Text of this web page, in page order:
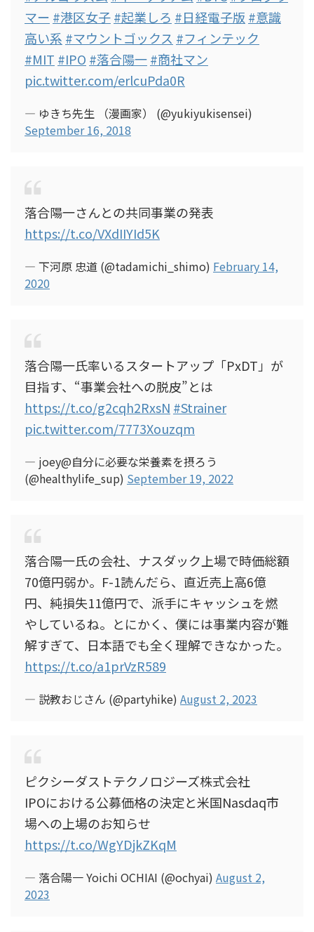
マー #港区女子#起業しろ #日経電子版 #意識
高い系 #マウントゴックス #フィンテック
#MIT #IPO #落合陽一#商社マン
pic.twitter.com/erlcuPda0R
— ゆきち先生 （漫画家） (@yukiyukisensei)
September 16, 2018
落合陽一さんとの共同事業の発表
https://t.co/VXdIIYId5K
— 下河原 忠道 (@tadamichi_shimo) February 14,
2020
落合陽一氏率いるスタートアップ「PxDT」が
目指す、“事業会社への脱皮”とは
https://t.co/g2cqh2RxsN #Strainer
pic.twitter.com/7773Xouzqm
— joey@自分に必要な栄養素を摂ろう
(@healthylife_sup) September 19, 2022
落合陽一氏の会社、ナスダック上場で時価総額
70億円弱か。F-1読んだら、直近売上高6億
円、純損失11億円で、派手にキャッシュを燃
やしているね。とにかく、僕には事業内容が難
解すぎて、日本語でも全く理解できなかった。
https://t.co/a1prVzR589
— 説教おじさん (@partyhike) August 2, 2023
ピクシーダストテクノロジーズ株式会社
IPOにおける公募価格の決定と米国Nasdaq市
場への上場のお知らせ
https://t.co/WgYDjkZKqM
— 落合陽一 Yoichi OCHIAI (@ochyai) August 2,
2023